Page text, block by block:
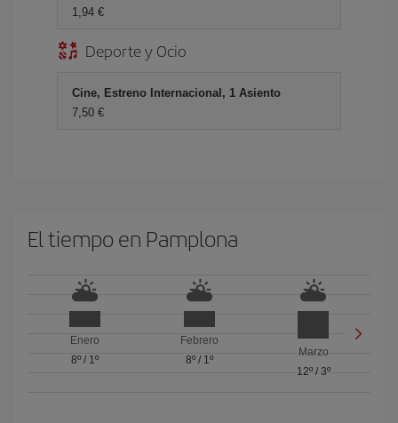
1,94 €
Deporte y Ocio
Cine, Estreno Internacional, 1 Asiento
7,50 €
El tiempo en Pamplona
Enero
8º/ 1º
Febrero
8º/ 1º
Marzo
12º/ 3º